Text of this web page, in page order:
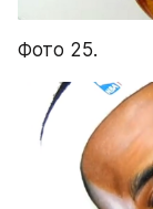
Фото 25.